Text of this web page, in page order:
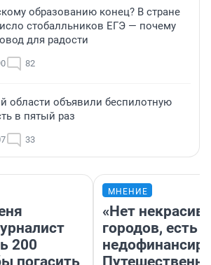
образованию конец? В стране
стобалльников ЕГЭ — почему
для радости
82
области объявили беспилотную
в пятый раз
33
200
погасить
МНЕНИЕ
«Нет
городов, есть